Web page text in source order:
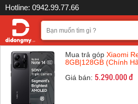
Hotline: 0942.99.77.66
Mua trả góp Xiaomi
8GB|128GB (Chính
Giá bán: 5.290.000 đ